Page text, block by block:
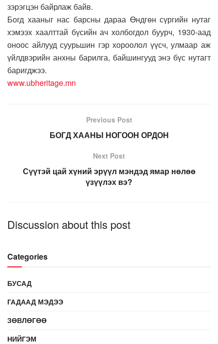
зэрэгцэн байрлаж байв.
Богд хааныг нас барсны дараа Өндгөн сүргийн нутаг
хэмээх хаалттай бүсийн ач холбогдол буурч, 1930-аад
оноос айлууд суурьшин гэр хороолол үүсч, улмаар аж
үйлдвэрийн анхны барилга, байшингууд энэ бүс нутагт
баригджээ.
www.ubheritage.mn
Previous Post
БОГД ХААНЫ НОГООН ОРДОН
Next Post
Сүүтэй цай хүний эрүүл мэндэд ямар нөлөө
үзүүлэх вэ?
Discussion about this post
Categories
БУСАД
ГАДААД МЭДЭЭ
ЗӨВЛӨГӨӨ
НИЙГЭМ